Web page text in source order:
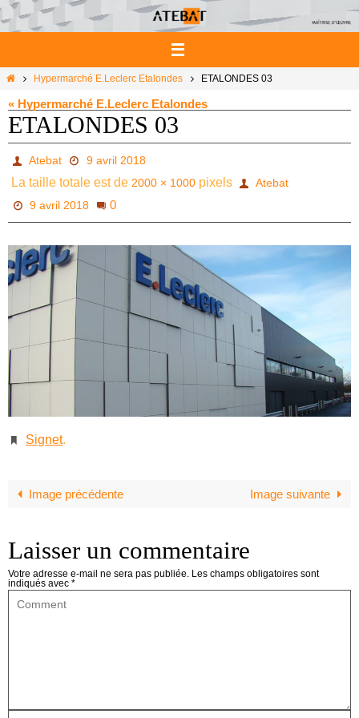
Passer
vers
le
HomeHypermarché E.Leclerc Etalondes ETALONDES 03
« Hypermarché E.Leclerc Etalondes
ETALONDES 03
Atebat 9 avril 2018
La taille totale est de 2000 × 1000 pixels
Atebat
9 avril 2018
0
Signet.
Image précédente Image suivante
Laisser un commentaire
Votre adresse e-mail ne sera pas publiée. Les champs obligatoires sont
indiqués avec *